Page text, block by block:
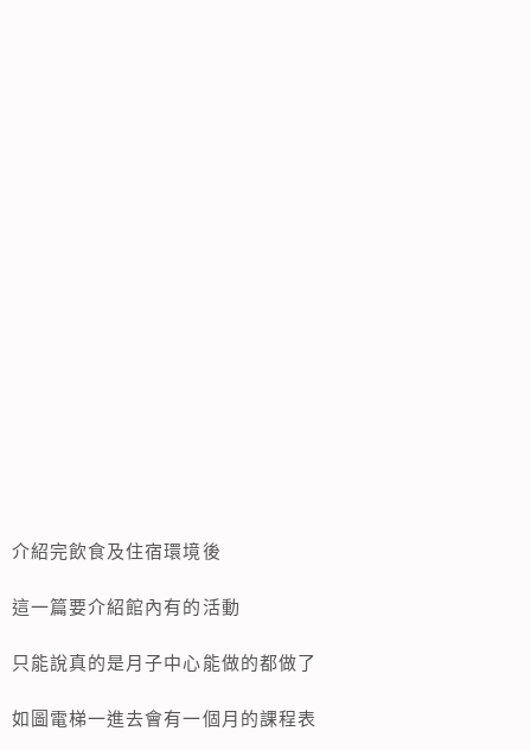
介紹完飲食及住宿環境後
這一篇要介紹館內有的活動
只能說真的是月子中心能做的都做了
如圖電梯一進去會有一個月的課程表